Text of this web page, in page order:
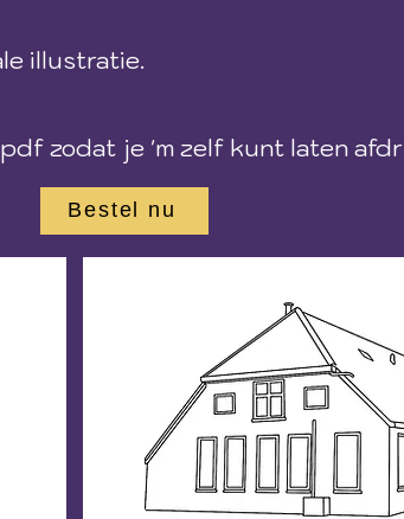
illustratie.
zodat je 'm zelf kunt laten
Bestel nu